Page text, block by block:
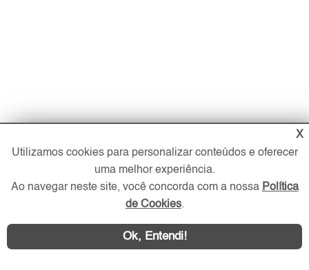
Imóveis
Comprar
Alugar
Imóveis Novos
X
Utilizamos cookies para personalizar conteúdos e oferecer
uma melhor experiência.
Ao navegar neste site, você concorda com a nossa Política
de Cookies.
Ok, Entendi!